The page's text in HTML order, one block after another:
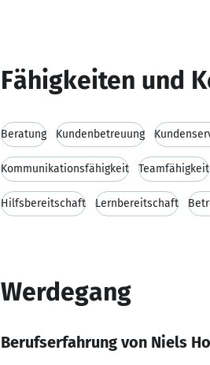
Fähigkeiten und
Beratung Kundenbetreuung
Kommunikationsfähigkeit Teamfähigkeit
Hilfsbereitschaft Lernbereitschaft
Werdegang
Berufserfahrung von Niels